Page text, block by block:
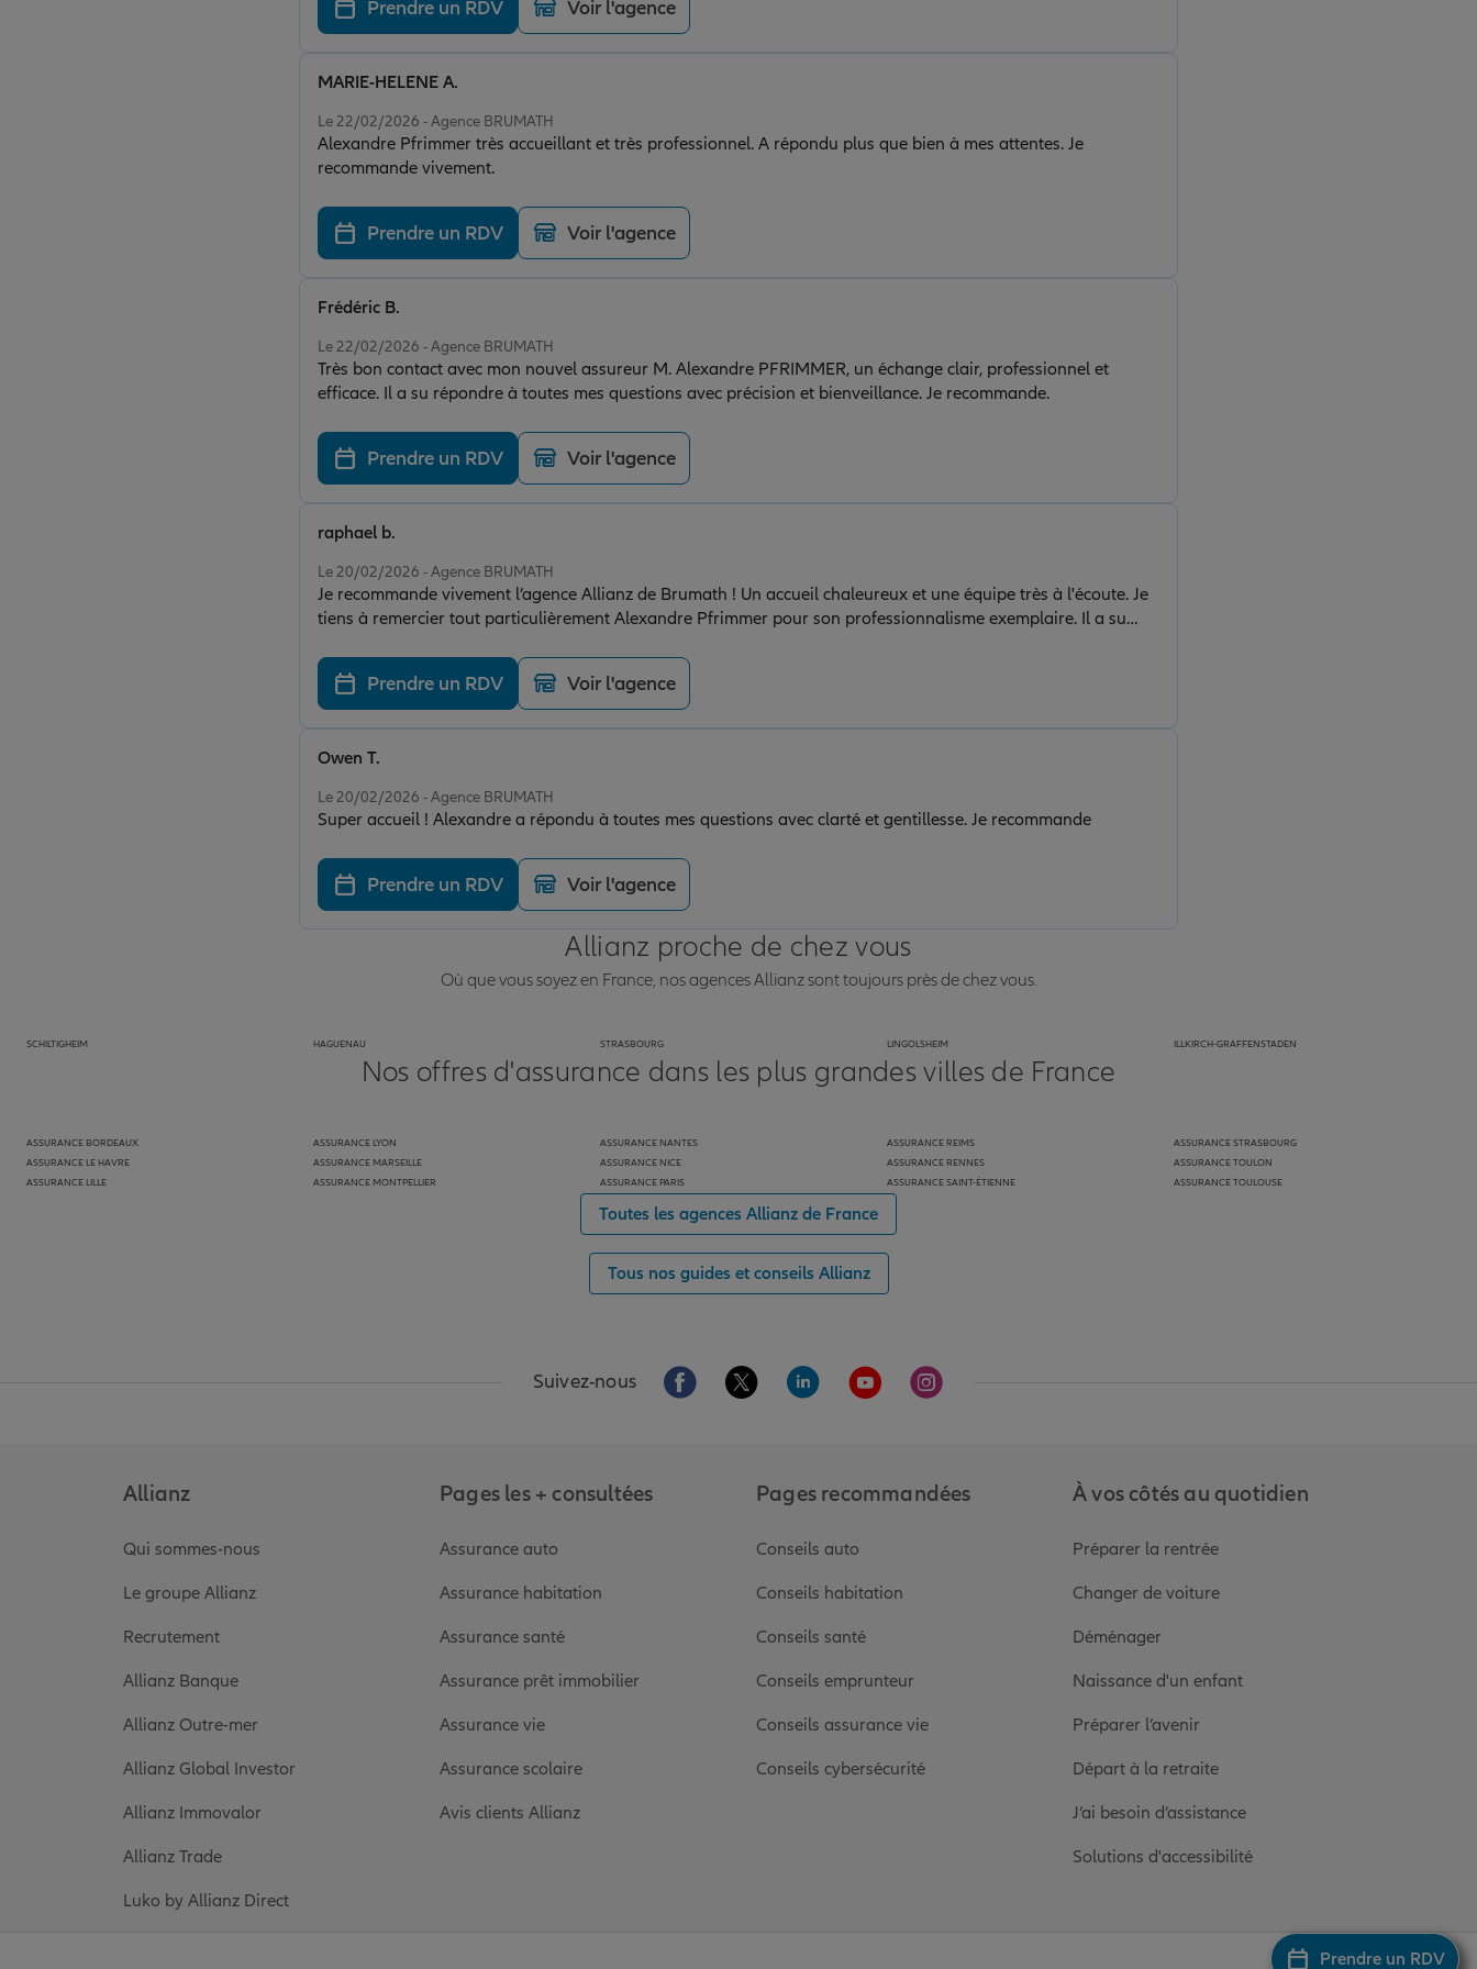
Prendre un RDV
Prendre un RDV Voir l'agence
Le 22/02/2026 - Agence BRUMATH
Alexandre Pfrimmer très accueillant et très professionnel. A répondu plus que bien à mes attentes. Je
recommande vivement.
MARIE-HELENE A.
Prendre un RDV Voir l'agence
Le 22/02/2026 - Agence BRUMATH
Très bon contact avec mon nouvel assureur M. Alexandre PFRIMMER, un échange clair, professionnel et
efficace. Il a su répondre à toutes mes questions avec précision et bienveillance. Je recommande.
Frédéric B.
Prendre un RDV Voir l'agence
Le 20/02/2026 - Agence BRUMATH
Je recommande vivement l’agence Allianz de Brumath ! Un accueil chaleureux et une équipe très à l'écoute. Je
tiens à remercier tout particulièrement Alexandre Pfrimmer pour son professionnalisme exemplaire. Il a su
parfaitement ses dossiers et qu'il cherche avant tout la solution la plus adaptée à ses clients. C’est un réel
plaisir d’avoir un conseiller de cette qualité. Allez-y les yeux fermés !
raphael b.
Prendre un RDV Voir l'agence
Le 20/02/2026 - Agence BRUMATH
Super accueil ! Alexandre a répondu à toutes mes questions avec clarté et gentillesse. Je recommande
Owen T.
Prendre un RDV Voir l'agence
Allianz proche de chez vous
Où que vous soyez en France, nos agences Allianz sont toujours près de chez vous.
SCHILTIGHEIM HAGUENAU STRASBOURG LINGOLSHEIM ILLKIRCH-GRAFFENSTADEN
Nos offres d'assurance dans les plus grandes villes de France
ASSURANCE BORDEAUX
ASSURANCE LE HAVRE
ASSURANCE LILLE
ASSURANCE LYON
ASSURANCE MARSEILLE
ASSURANCE MONTPELLIER
ASSURANCE NANTES
ASSURANCE NICE
ASSURANCE PARIS
ASSURANCE REIMS
ASSURANCE RENNES
ASSURANCE SAINT-ÉTIENNE
ASSURANCE STRASBOURG
ASSURANCE TOULON
ASSURANCE TOULOUSE
Toutes les agences Allianz de France
Tous nos guides et conseils Allianz
Suivez-nous Aller sur la page Facebook de Allianz
Aller sur la page Twitter de Allianz
Aller sur la page Linkedin de Allianz
Aller sur la page Youtube de Allianz
Aller sur la page Instagram de Allianz
Allianz
Qui sommes-nous
Le groupe Allianz
Recrutement
Allianz Banque
Allianz Outre-mer
Allianz Global Investor
Allianz Immovalor
Allianz Trade
Luko by Allianz Direct
Pages les + consultées
Assurance auto
Assurance habitation
Assurance santé
Assurance prêt immobilier
Assurance vie
Assurance scolaire
Avis clients Allianz
Pages recommandées
Conseils auto
Conseils habitation
Conseils santé
Conseils emprunteur
Conseils assurance vie
Conseils cybersécurité
À vos côtés au quotidien
Préparer la rentrée
Changer de voiture
Déménager
Naissance d'un enfant
Préparer l’avenir
Départ à la retraite
J’ai besoin d’assistance
Solutions d'accessibilité